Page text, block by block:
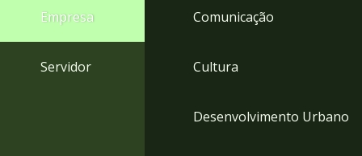
Empresa
Servidor
Comunicação
Cultura
Desenvolvimento Urbano